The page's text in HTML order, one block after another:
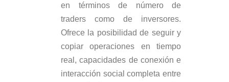
en términos de número de
traders como de inversores.
Ofrece la posibilidad de seguir y
copiar operaciones en tiempo
real, capacidades de conexión e
interacción social completa entre